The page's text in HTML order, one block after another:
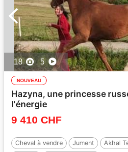
18 5
NOUVEAU
Hazyna, une princesse
l'énergie
9 410 CHF
Cheval à vendre Jument Akhal